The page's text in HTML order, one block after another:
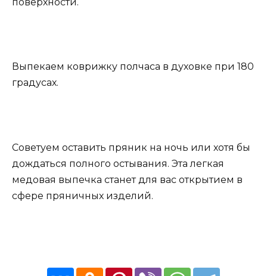
Выпекаем коврижку полчаса в духовке при 180
градусах.
Советуем оставить пряник на ночь или хотя бы
дождаться полного остывания. Эта легкая
медовая выпечка станет для вас открытием в
сфере пряничных изделий.